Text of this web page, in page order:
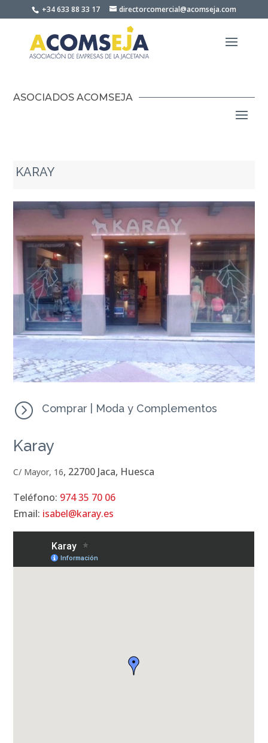
to
+34 633 88 33 17 directorcomercial@acomseja.com
ASOCIADOS ACOMSEJA
KARAY
= Comprar Moda y Complementos
Karay
C/ Mayor, 16, 22700 Jaca, Huesca
Teléfono: 974 35 70 06
Email: isabel@karay.es